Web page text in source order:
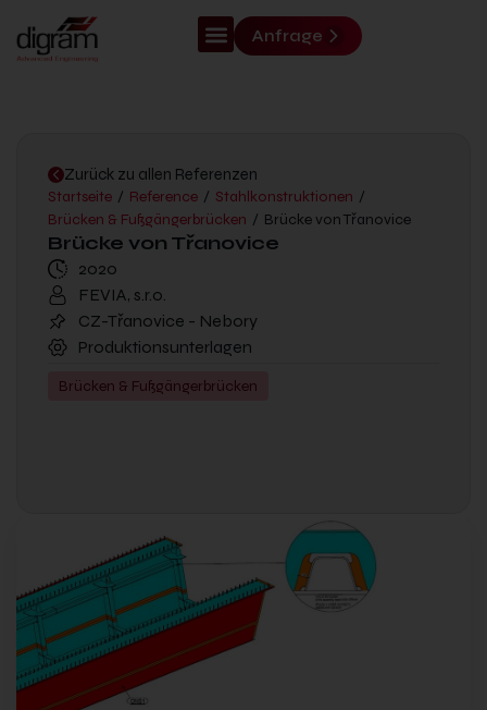
Anfrage
Zurück zu allen Referenzen
Startseite / Reference / Stahlkonstruktionen /
Brücken & Fußgängerbrücken / Brücke von Třanovice
Brücke von Třanovice
2020
FEVIA, s.r.o.
CZ-Třanovice - Nebory
Produktionsunterlagen
Brücken & Fußgängerbrücken